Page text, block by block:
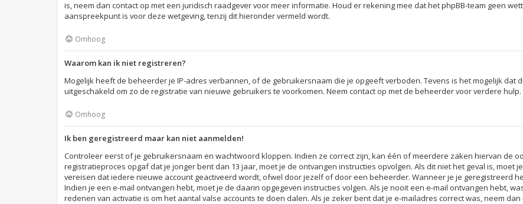
is, neem dan contact op met een juridisch raadgever voor meer informatie. Houd er rekening mee dat het phpBB-team geen
aanspreekpunt is voor deze wetgeving, tenzij dit hieronder vermeld wordt.
Omhoog
Waarom kan ik niet registreren?
Mogelijk heeft de beheerder je IP-adres verbannen, of de gebruikersnaam die je opgeeft verboden. Tevens is het mogelijk
uitgeschakeld om zo de registratie van nieuwe gebruikers te voorkomen. Neem contact op met de beheerder voor verdere hulp.
Omhoog
Ik ben geregistreerd maar kan niet aanmelden!
Controleer eerst of je gebruikersnaam en wachtwoord kloppen. Indien ze correct zijn, kan één of meerdere zaken hiervan de
registratieproces opgaf dat je jonger bent dan 13 jaar, moet je de ontvangen instructies opvolgen. Als dit niet het geval is, moet
vereisen dat iedere nieuwe account geactiveerd wordt, ofwel door jezelf of door een beheerder. Wanneer je je geregistreerd
Indien je een e-mail ontvangen hebt, moet je de daarin opgegeven instructies volgen. Als je nooit een e-mail ontvangen hebt,
redenen van activatie is om het aantal valse accounts te doen dalen. Als je zeker bent dat je e-mailadres correct was, neem